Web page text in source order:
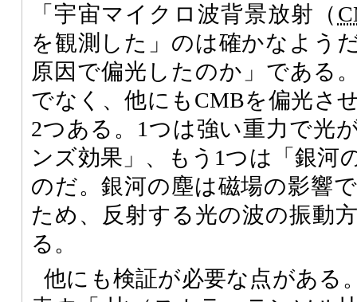
「宇宙マイクロ波背景放射（
を観測した」のは確かなよう
原因で偏光したのか」である
でなく、他にもCMBを偏光さ
2つある。1つは強い重力で光
ンズ効果」、もう1つは「銀河
のだ。銀河の塵は磁場の影響
ため、反射する光の波の振動
る。
他にも検証が必要な点がある